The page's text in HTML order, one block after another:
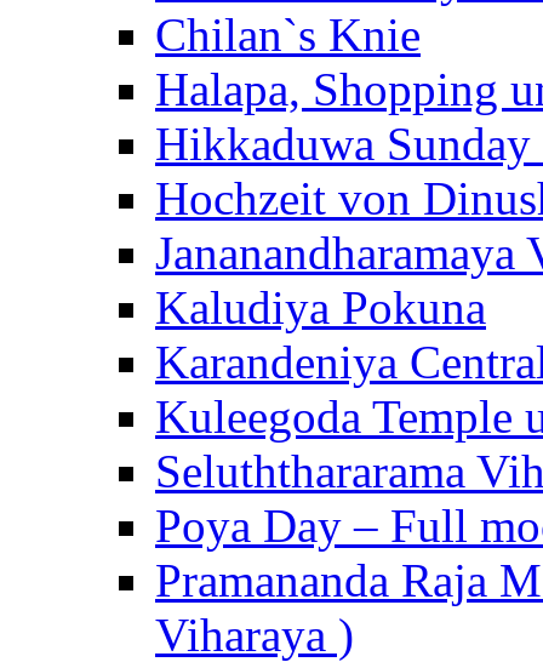
Chilan`s Knie
Halapa, Shopping
Hikkaduwa
Hochzeit von
Jananandharamaya
Kaludiya Pokuna
Karandeniya
Kuleegoda Temple
Seluththararama
Poya Day – Full
Pramananda Raja
Viharaya )